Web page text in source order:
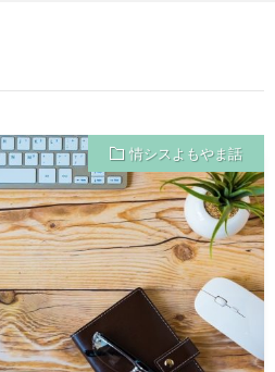
情シスよもやま話